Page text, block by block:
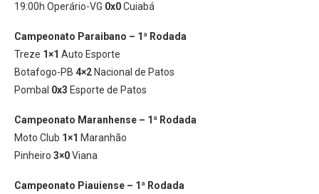
19:00h Operário-VG 0x0Cuiabá
Campeonato Paraibano – 1ª Rodada
Treze 1×1 Auto Esporte
Botafogo-PB 4×2 Nacional de Patos
Pombal 0x3 Esporte de Patos
Campeonato Maranhense – 1ª Rodada
Moto Club 1×1 Maranhão
Pinheiro 3×0Viana
Campeonato Piauiense – 1ª Rodada